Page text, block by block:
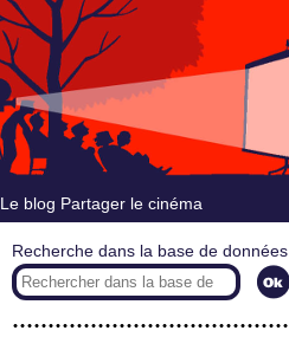
Le blog Partager le cinéma
Recherche dans la base de données